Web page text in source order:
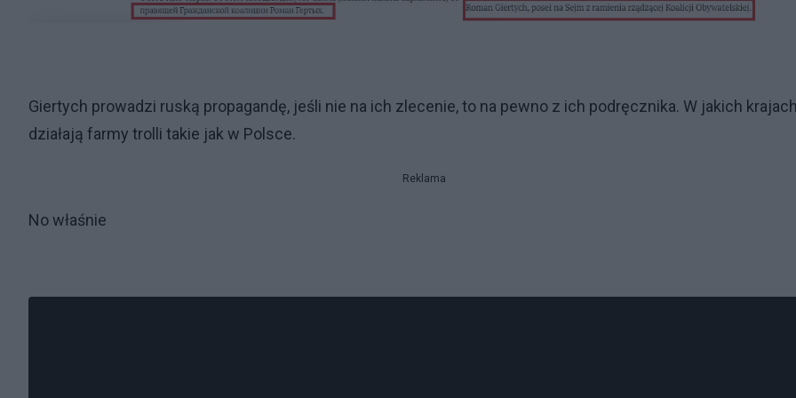
Giertych prowadzi ruską propagandę, jeśli nie na ich zlecenie, to na pewno z ich podręcznika. W jakich
działają farmy trolli takie jak w Polsce.
Reklama
No właśnie